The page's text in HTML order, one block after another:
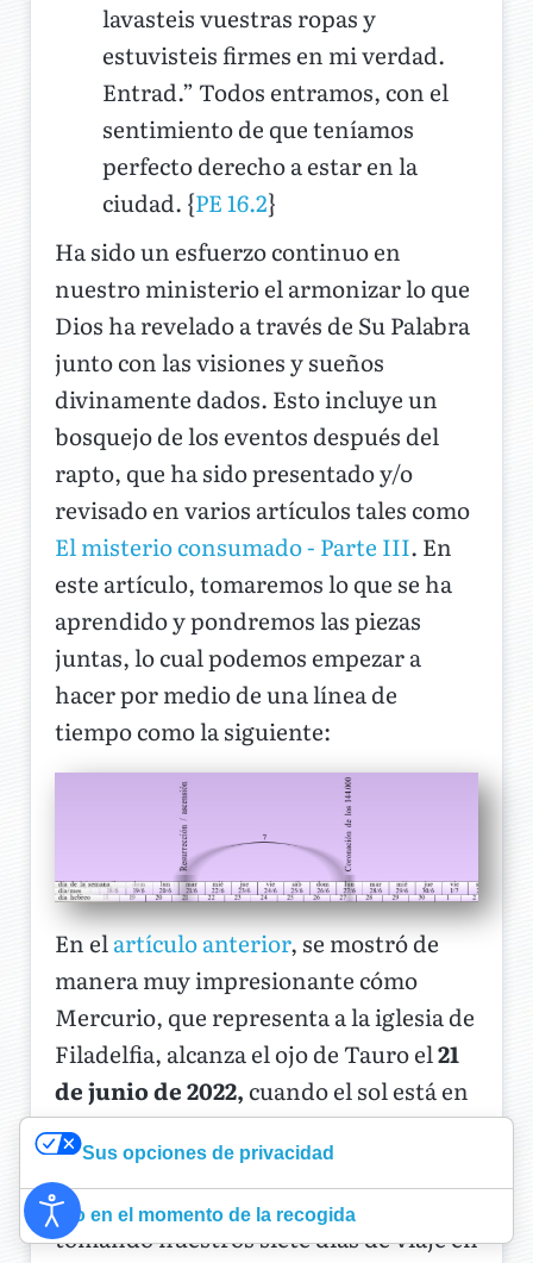
lavasteis vuestras ropas y
estuvisteis firmes en mi verdad.
Entrad.” Todos entramos, con el
sentimiento de que teníamos
perfecto derecho a estar en la
ciudad. {PE 16.2}
Ha sido un esfuerzo continuo en
nuestro ministerio el armonizar lo que
Dios ha revelado a través de Su Palabra
junto con las visiones y sueños
divinamente dados. Esto incluye un
bosquejo de los eventos después del
rapto, que ha sido presentado y/o
revisado en varios artículos tales como
El misterio consumado - Parte III. En
este artículo, tomaremos lo que se ha
aprendido y pondremos las piezas
juntas, lo cual podemos empezar a
hacer por medio de una línea de
tiempo como la siguiente:
En elartículo anterior, se mostró de
manera muy impresionante cómo
Mercurio, que representa a la iglesia de
Filadelfia, alcanza el ojo de Tauro el21
de junio de 2022, cuando el sol está en
el ecuador galáctico como lo estaba en
el momento de la resurrección de
Cristo. A partir de ese momento,
tomando nuestros siete días de viaje en
Sus opciones de privacidad
Aviso en el momento de la recogida